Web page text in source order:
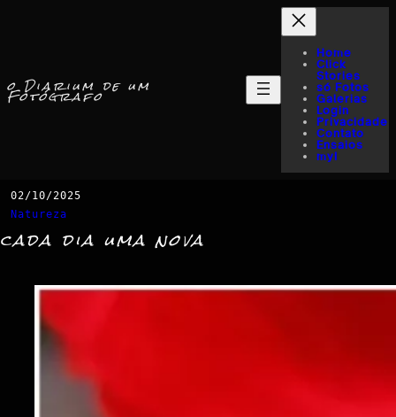
o Diarium de um
Fotógrafo
Home
Click
Stories
só Fotos
Galerias
Login
Privacidade
Contato
Ensaios
myI
02/10/2025
Natureza
cada dia uma nova